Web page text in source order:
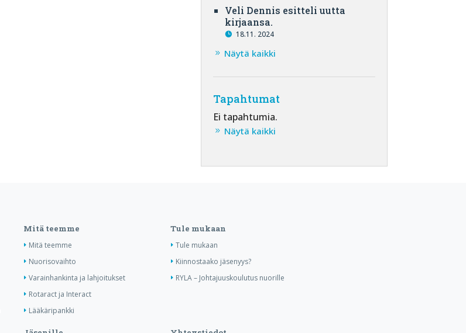
Veli Dennis esitteli uutta
kirjaansa.
18.11. 2024
Näytä kaikki
Tapahtumat
Ei tapahtumia.
Näytä kaikki
Mitä teemme
Mitä teemme
Nuorisovaihto
Varainhankinta ja lahjoitukset
Rotaract ja Interact
Lääkäripankki
Tule mukaan
Tule mukaan
Kiinnostaako jäsenyys?
RYLA – Johtajuuskoulutus nuorille